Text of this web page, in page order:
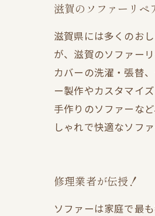
滋賀のソファーリペ
滋賀県には多くのお
が、滋賀のソファー
カバーの洗濯・張替
ー製作やカスタマイ
手作りのソファーな
しゃれで快適なソフ
修理業者が伝授！
ソファーは家庭で最